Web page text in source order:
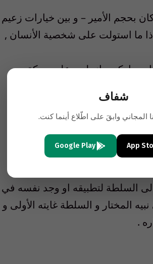
بحجم الأمير – و بين خيارات زعيم
ما استولت على شخصية الأنسان ,
ماركس-انجلس على حركة
الأجتماعي” على تطور نظام الحكم
” الكتاب الأخضر ” أو سواه من
بعد قراءة كتاب لفيلسوف
السلطة لتطبيقه او وجد نفسه في
المختار و السلطة غايته الأولى و
.
شفاف
المجاني وابقَ على اطّلاع أينما كنت.
App
Google Play